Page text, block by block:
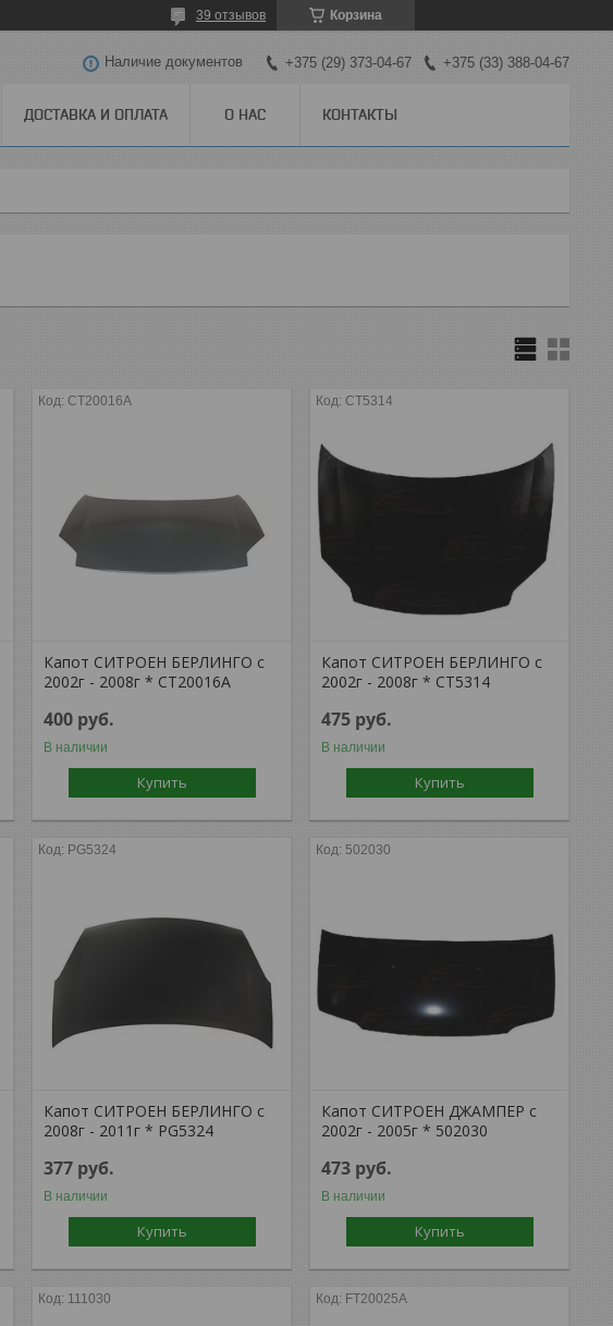
Корзина
39 отзывов
Наличие документов +375 (29) 373-04-67 +375 (33) 388-04-67
ДОСТАВКА И ОПЛАТА О НАС КОНТАКТЫ
CT20016A
Капот СИТРОЕН БЕРЛИНГО с
2002г - 2008г * CT20016A
400 руб.
В наличии
Купить
CT5314
Капот СИТРОЕН БЕРЛИНГО с
2002г - 2008г * CT5314
475 руб.
В наличии
Купить
PG5324
Капот СИТРОЕН БЕРЛИНГО с
2008г - 2011г * PG5324
377 руб.
В наличии
Купить
502030
Капот СИТРОЕН ДЖАМПЕР с
2002г - 2005г * 502030
473 руб.
В наличии
Купить
111030 FT20025A